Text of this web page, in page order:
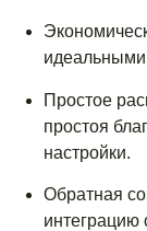
Простое
простоя
настройки.
Обратная
интеграцию